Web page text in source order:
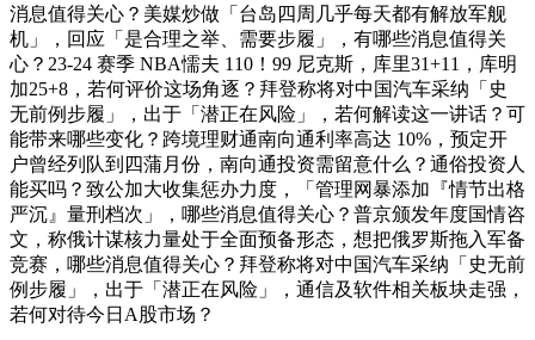
消息值得关心？美媒炒做「台岛四周几乎每天都有解放军舰
机」，回应「是合理之举、需要步履」，有哪些消息值得关
心？23-24 赛季 NBA懦夫 110！99 尼克斯，库里31+11，库明
加25+8，若何评价这场角逐？拜登称将对中国汽车采纳「史
无前例步履」，出于「潜正在风险」，若何解读这一讲话？可
能带来哪些变化？跨境理财通南向通利率高达 10%，预定开
户曾经列队到四蒲月份，南向通投资需留意什么？通俗投资人
能买吗？致公加大收集惩办力度，「管理网暴添加『情节出格
严沉』量刑档次」，哪些消息值得关心？普京颁发年度国情咨
文，称俄计谋核力量处于全面预备形态，想把俄罗斯拖入军备
竞赛，哪些消息值得关心？拜登称将对中国汽车采纳「史无前
例步履」，出于「潜正在风险」，通信及软件相关板块走强，
若何对待今日A股市场？